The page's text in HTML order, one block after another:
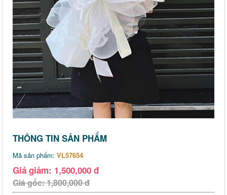
THÔNG TIN SẢN PHẨM
Mã sản phẩm: VL57654
Giá giảm: 1,500,000 đ
Giá gốc: 1,800,000 đ